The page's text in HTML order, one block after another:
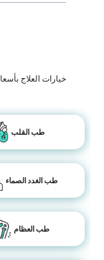
خيارات العلاج
طب القلب
طب الغدد الصماء
طب العظام